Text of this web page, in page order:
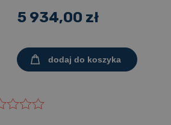
5 934,00 zł
dodaj do koszyka